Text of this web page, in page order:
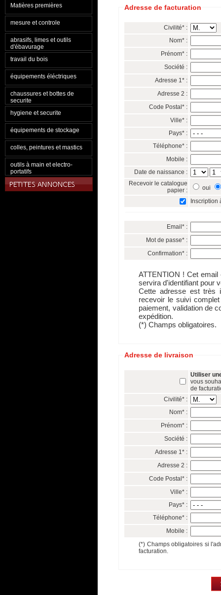
Matières premières
mesure et controle
abrasifs, limes et outils
d'ébavurage
travail du bois
équipements éléctriques
chaussures et bottes de
securite
hygiene et securite
équipements de stockage
colles, peintures et mastics
outils à main et electro-
portatifs
Adresse de facturation
Civilité* :
Nom* :
Prénom* :
Société :
Adresse 1* :
Adresse 2 :
Code Postal* :
Ville* :
Pays* :
Téléphone* :
Mobile :
Date de naissance :
Recevoir le catalogue
papier :
oui
Inscription
Email* :
Mot de passe* :
Confirmation* :
ATTENTION ! Cet
servira d'identifiant pour
Cette adresse est très
recevoir le suivi
paiement, validation de
expédition.
(*) Champs obligatoires.
Adresse de livraison
Utiliser
vous
de
Civilité* :
Nom* :
Prénom* :
Société :
Adresse 1* :
Adresse 2 :
Code Postal* :
Ville* :
Pays* :
Téléphone* :
Mobile :
(*) Champs obligatoires si
facturation.